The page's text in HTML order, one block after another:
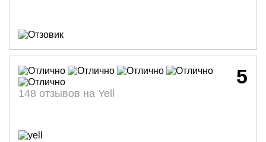
5
148 отзывов на Yell